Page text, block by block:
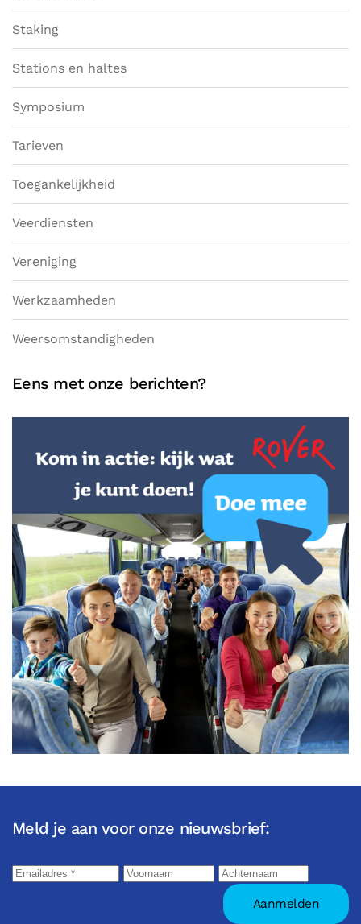
Staking
Stations en haltes
Symposium
Tarieven
Toegankelijkheid
Veerdiensten
Vereniging
Werkzaamheden
Weersomstandigheden
Eens met onze berichten?
Meld je aan voor onze nieuwsbrief: